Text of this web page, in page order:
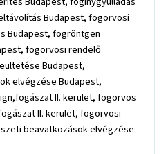
Budapest, fogorvosi
Budapest, fogröntgen
fogorvosi rendelő
Budapest,
elvégzése Budapest,
II. kerület, fogorvos
II. kerület, fogorvosi
beavatkozások elvégzése